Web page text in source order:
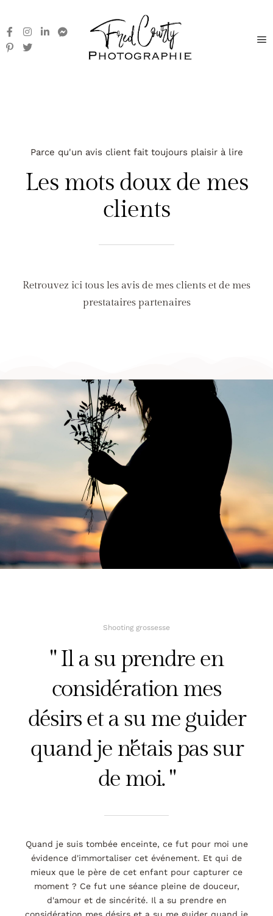
Parce qu'un avis client fait toujours plaisir à lire
Les mots doux de mes
clients
Retrouvez ici tous les avis de mes clients et de mes
prestataires partenaires
Shooting grossesse
" Il a su prendre en
considération mes
désirs et a su me guider
quand je n'étais pas sur
de moi. "
Quand je suis tombée enceinte, ce fut pour moi une
évidence d'immortaliser cet événement. Et qui de
mieux que le père de cet enfant pour capturer ce
moment ? Ce fut une séance pleine de douceur,
d'amour et de sincérité. Il a su prendre en